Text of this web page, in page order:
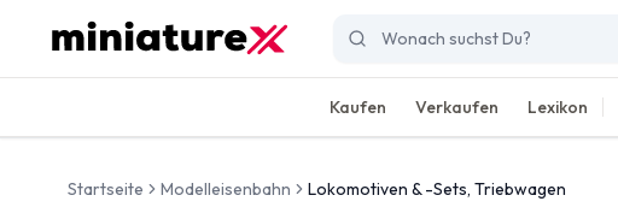
Kaufen Verkaufen Lexikon
Startseite Modelleisenbahn Lokomotiven & -Sets, Triebwagen